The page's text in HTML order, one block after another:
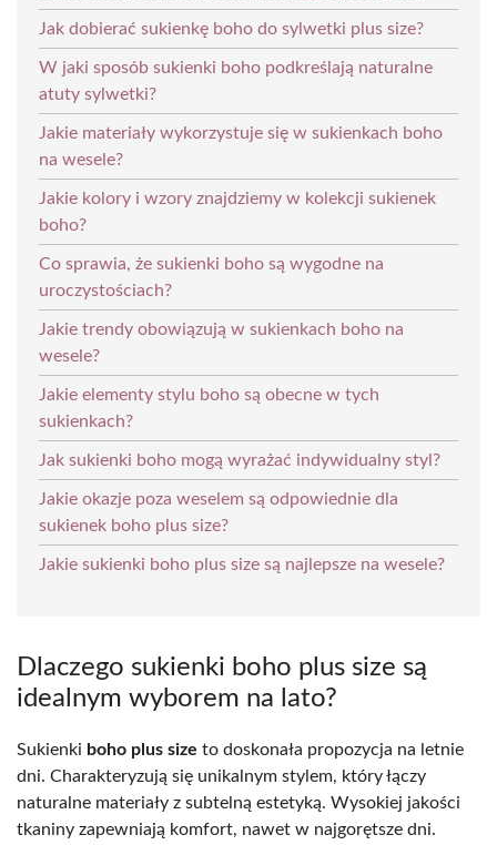
Jak dobierać sukienkę boho do sylwetki plus size?
W jaki sposób sukienki boho podkreślają naturalne
atuty sylwetki?
Jakie materiały wykorzystuje się w sukienkach boho
na wesele?
Jakie kolory i wzory znajdziemy w kolekcji sukienek
boho?
Co sprawia, że sukienki boho są wygodne na
uroczystościach?
Jakie trendy obowiązują w sukienkach boho na
wesele?
Jakie elementy stylu boho są obecne w tych
sukienkach?
Jak sukienki boho mogą wyrażać indywidualny styl?
Jakie okazje poza weselem są odpowiednie dla
sukienek boho plus size?
Jakie sukienki boho plus size są najlepsze na wesele?
Dlaczego sukienki boho plus size są
idealnym wyborem na lato?
Sukienki boho plus size to doskonała propozycja na letnie
dni. Charakteryzują się unikalnym stylem, który łączy
naturalne materiały z subtelną estetyką. Wysokiej jakości
tkaniny zapewniają komfort, nawet w najgorętsze dni.